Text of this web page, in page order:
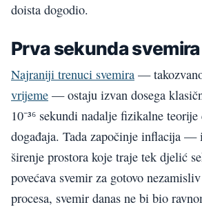
doista dogodio.
Prva sekunda svemira
Najraniji trenuci svemira —
vrijeme — ostaju izvan dosega
10⁻³⁶ sekundi nadalje fizikalne
događaja. Tada započinje inflacija —
širenje prostora koje traje tek djelić
povećava svemir za gotovo
procesa, svemir danas ne bi bio